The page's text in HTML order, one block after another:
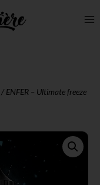
/ ENFER – Ultimate freeze